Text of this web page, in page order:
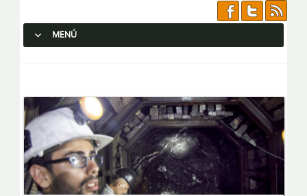
MENÚ